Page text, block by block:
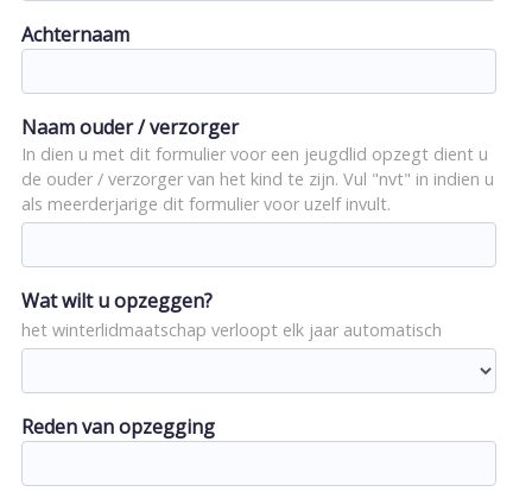
Achternaam
Naam ouder / verzorger
In dien u met dit formulier voor een jeugdlid opzegt dient u
de ouder / verzorger van het kind te zijn. Vul "nvt" in indien u
als meerderjarige dit formulier voor uzelf invult.
Wat wilt u opzeggen?
het winterlidmaatschap verloopt elk jaar automatisch
Reden van opzegging